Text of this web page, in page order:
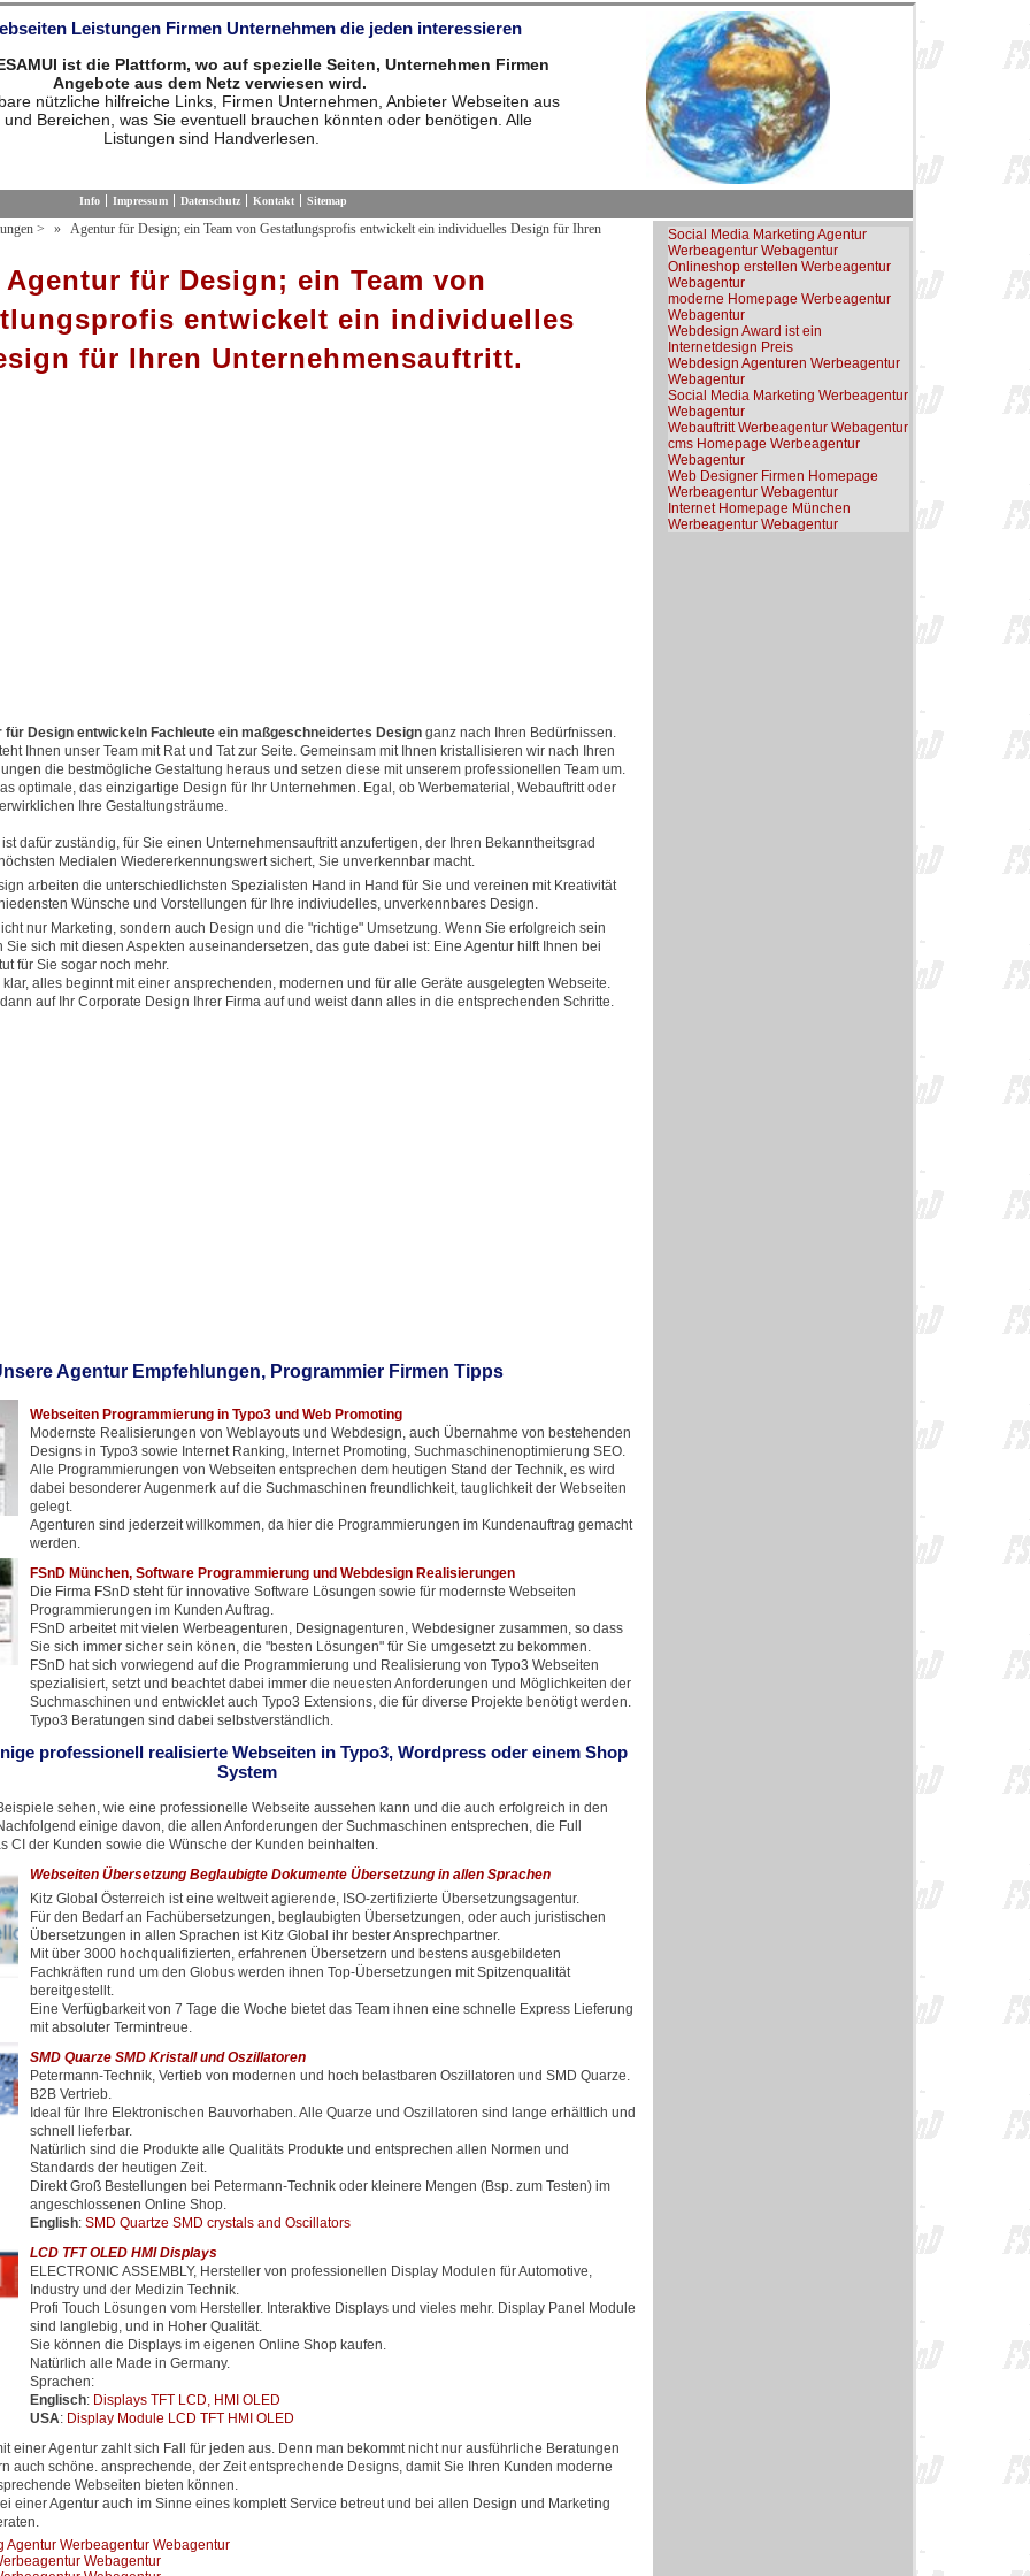
Leistungen Firmen Unternehmen die jeden interessieren
ist die Plattform, wo auf spezielle Seiten, Unternehmen Firmen
Angebote aus dem Netz verwiesen wird.
nützliche hilfreiche Links, Firmen Unternehmen, Anbieter Webseiten aus
Bereichen, was Sie eventuell brauchen könnten oder benötigen. Alle
Listungen sind Handverlesen.
Info Impressum Datenschutz Kontakt Sitemap
> Agentur für Design; ein Team von Gestatlungsprofis entwickelt ein individuelles Design für Ihren
Agentur für Design; ein Team von
entwickelt ein individuelles
für Ihren Unternehmensauftritt.
für Design entwickeln Fachleute ein maßgeschneidertes Design ganz nach Ihren Bedürfnissen.
Ihnen unser Team mit Rat und Tat zur Seite. Gemeinsam mit Ihnen kristallisieren wir nach Ihren
die bestmögliche Gestaltung heraus und setzen diese mit unserem professionellen Team um.
optimale, das einzigartige Design für Ihr Unternehmen. Egal, ob Werbematerial, Webauftritt oder
Ihre Gestaltungsträume.
dafür zuständig, für Sie einen Unternehmensauftritt anzufertigen, der Ihren Bekanntheitsgrad
Medialen Wiedererkennungswert sichert, Sie unverkennbar macht.
arbeiten die unterschiedlichsten Spezialisten Hand in Hand für Sie und vereinen mit Kreativität
Wünsche und Vorstellungen für Ihre indiviudelles, unverkennbares Design.
nur Marketing, sondern auch Design und die "richtige" Umsetzung. Wenn Sie erfolgreich sein
Sie sich mit diesen Aspekten auseinandersetzen, das gute dabei ist: Eine Agentur hilft Ihnen bei
für Sie sogar noch mehr.
alles beginnt mit einer ansprechenden, modernen und für alle Geräte ausgelegten Webseite.
auf Ihr Corporate Design Ihrer Firma auf und weist dann alles in die entsprechenden Schritte.
Agentur Empfehlungen, Programmier Firmen Tipps
Webseiten Programmierung in Typo3 und Web Promoting
Modernste Realisierungen von Weblayouts und Webdesign, auch Übernahme von bestehenden
Designs in Typo3 sowie Internet Ranking, Internet Promoting, Suchmaschinenoptimierung SEO.
Alle Programmierungen von Webseiten entsprechen dem heutigen Stand der Technik, es wird
dabei besonderer Augenmerk auf die Suchmaschinen freundlichkeit, tauglichkeit der Webseiten
gelegt.
Agenturen sind jederzeit willkommen, da hier die Programmierungen im Kundenauftrag gemacht
werden.
FSnD München, Software Programmierung und Webdesign Realisierungen
Die Firma FSnD steht für innovative Software Lösungen sowie für modernste Webseiten
Programmierungen im Kunden Auftrag.
FSnD arbeitet mit vielen Werbeagenturen, Designagenturen, Webdesigner zusammen, so dass
Sie sich immer sicher sein könen, die "besten Lösungen" für Sie umgesetzt zu bekommen.
FSnD hat sich vorwiegend auf die Programmierung und Realisierung von Typo3 Webseiten
spezialisiert, setzt und beachtet dabei immer die neuesten Anforderungen und Möglichkeiten der
Suchmaschinen und entwicklet auch Typo3 Extensions, die für diverse Projekte benötigt werden.
Typo3 Beratungen sind dabei selbstverständlich.
professionell realisierte Webseiten in Typo3, Wordpress oder einem Shop
System
sehen, wie eine professionelle Webseite aussehen kann und die auch erfolgreich in den
einige davon, die allen Anforderungen der Suchmaschinen entsprechen, die Full
CI der Kunden sowie die Wünsche der Kunden beinhalten.
Webseiten Übersetzung Beglaubigte Dokumente Übersetzung in allen Sprachen
Kitz Global Österreich ist eine weltweit agierende, ISO-zertifizierte Übersetzungsagentur.
Für den Bedarf an Fachübersetzungen, beglaubigten Übersetzungen, oder auch juristischen
Übersetzungen in allen Sprachen ist Kitz Global ihr bester Ansprechpartner.
Mit über 3000 hochqualifizierten, erfahrenen Übersetzern und bestens ausgebildeten
Fachkräften rund um den Globus werden ihnen Top-Übersetzungen mit Spitzenqualität
bereitgestellt.
Eine Verfügbarkeit von 7 Tage die Woche bietet das Team ihnen eine schnelle Express Lieferung
mit absoluter Termintreue.
SMD Quarze SMD Kristall und Oszillatoren
Petermann-Technik, Vertieb von modernen und hoch belastbaren Oszillatoren und SMD Quarze.
B2B Vertrieb.
Ideal für Ihre Elektronischen Bauvorhaben. Alle Quarze und Oszillatoren sind lange erhältlich und
schnell lieferbar.
Natürlich sind die Produkte alle Qualitäts Produkte und entsprechen allen Normen und
Standards der heutigen Zeit.
Direkt Groß Bestellungen bei Petermann-Technik oder kleinere Mengen (Bsp. zum Testen) im
angeschlossenen Online Shop.
English: SMD Quartze SMD crystals and Oscillators
LCD TFT OLED HMI Displays
ELECTRONIC ASSEMBLY, Hersteller von professionellen Display Modulen für Automotive,
Industry und der Medizin Technik.
Profi Touch Lösungen vom Hersteller. Interaktive Displays und vieles mehr. Display Panel Module
sind langlebig, und in Hoher Qualität.
Sie können die Displays im eigenen Online Shop kaufen.
Natürlich alle Made in Germany.
Sprachen:
Englisch: Displays TFT LCD, HMI OLED
USA: Display Module LCD TFT HMI OLED
einer Agentur zahlt sich Fall für jeden aus. Denn man bekommt nicht nur ausführliche Beratungen
auch schöne. ansprechende, der Zeit entsprechende Designs, damit Sie Ihren Kunden moderne
Webseiten bieten können.
einer Agentur auch im Sinne eines komplett Service betreut und bei allen Design und Marketing
Agentur Werbeagentur Webagentur
Webagentur
Social Media Marketing Agentur
Werbeagentur Webagentur
Onlineshop erstellen Werbeagentur
Webagentur
moderne Homepage Werbeagentur
Webagentur
Webdesign Award ist ein
Internetdesign Preis
Webdesign Agenturen Werbeagentur
Webagentur
Social Media Marketing Werbeagentur
Webagentur
Webauftritt Werbeagentur Webagentur
cms Homepage Werbeagentur
Webagentur
Web Designer Firmen Homepage
Werbeagentur Webagentur
Internet Homepage München
Werbeagentur Webagentur